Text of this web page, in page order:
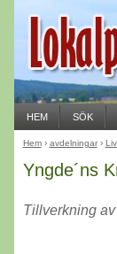
Yngde´ns
Tillverkning
Hem› avdelningar›
HEM SÖK